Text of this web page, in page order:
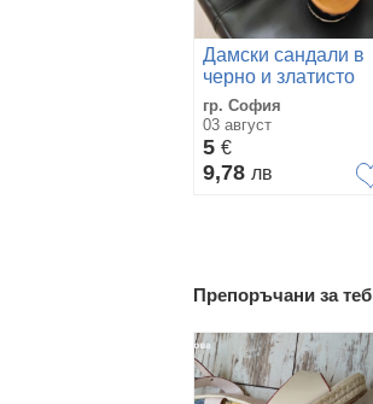
Дамски сандали в
черно и златисто
гр. София
03 август
5 €
9,78 лв
Препоръчани за теб